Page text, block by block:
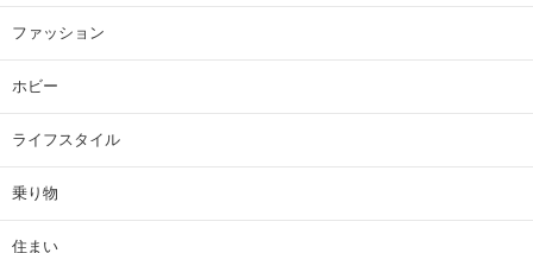
ファッション
ホビー
ライフスタイル
乗り物
住まい